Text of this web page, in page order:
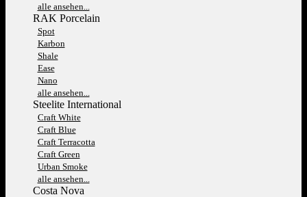
alle ansehen...
RAK Porcelain
Spot
Karbon
Shale
Ease
Nano
alle ansehen...
Steelite International
Craft White
Craft Blue
Craft Terracotta
Craft Green
Urban Smoke
alle ansehen...
Costa Nova